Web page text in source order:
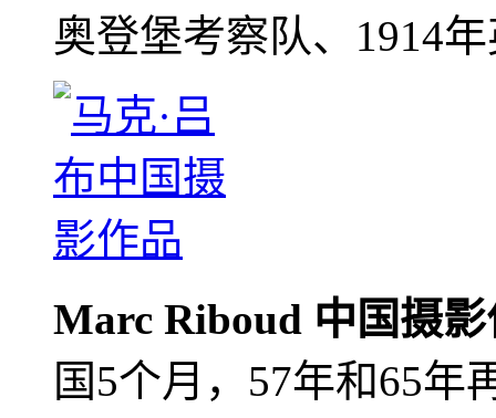
奥登堡考察队、1914
Marc Riboud 中国摄
国5个月，57年和65年